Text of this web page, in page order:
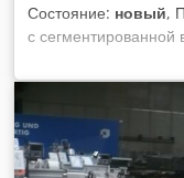
Состояние: новый,
с сегментированной
Рабочая длина
металла (400 Н /
открытия 54 мм
Afod Hxmto Uorf
около 310 кг * с